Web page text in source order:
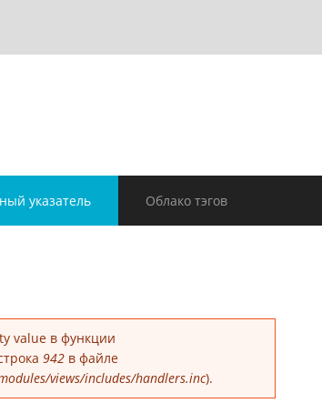
указатель Облако тэгов
value в функции
942 в файле
views/includes/handlers.inc).